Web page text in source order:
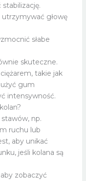
utrzymywać głowę
słabe
skuteczne.
takie jak
gum
intensywność.
np.
ruchu lub
aby unikać
jeśli kolana są
zobaczyć